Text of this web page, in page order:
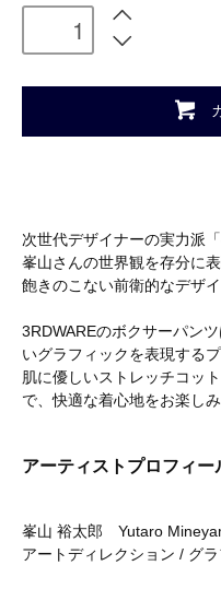
次世代デザイナーの実力派
峯山さんの世界観を存分に
飽きのこない前衛的なデザ
3RDWAREのボクサーパン
いグラフィックを表現する
肌に優しいストレッチコッ
で、快適な着心地をお楽しみ
アーティストプロフィー
峯山 裕太郎 Yutaro
アートディレクション / グ